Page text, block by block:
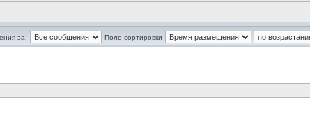
за: Поле сортировки